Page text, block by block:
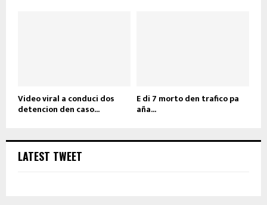
Video viral a conduci dos
detencion den caso...
E di 7 morto den trafico pa
aña...
LATEST TWEET